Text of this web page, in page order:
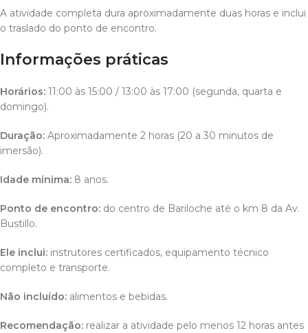
A atividade completa dura aproximadamente duas horas e inclui
o traslado do ponto de encontro.
Informações práticas
Horários: 11:00 às 15:00 / 13:00 às 17:00 (segunda, quarta e
domingo).
Duração: Aproximadamente 2 horas (20 a 30 minutos de
imersão).
Idade mínima: 8 anos.
Ponto de encontro: do centro de Bariloche até o km 8 da Av.
Bustillo.
Ele inclui: instrutores certificados, equipamento técnico
completo e transporte.
Não incluído: alimentos e bebidas.
Recomendação: realizar a atividade pelo menos 12 horas antes